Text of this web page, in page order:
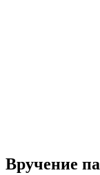
Вручение